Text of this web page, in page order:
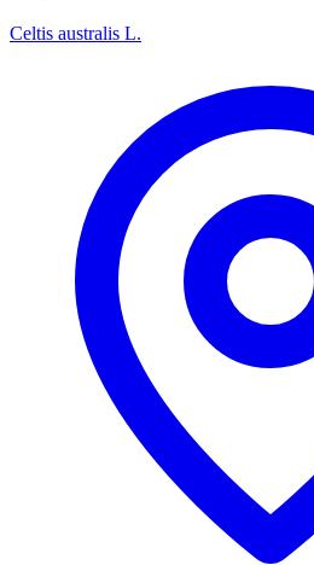
Celtis australis L.